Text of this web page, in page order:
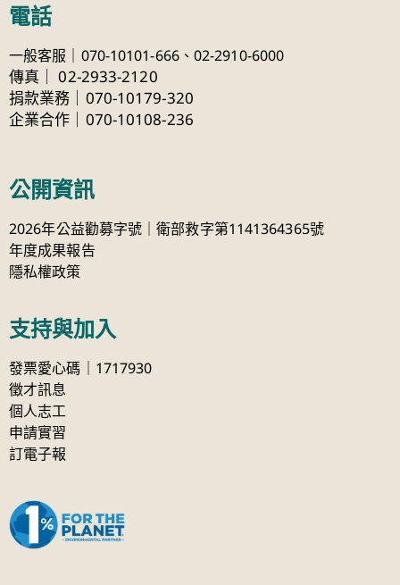
電話
一般客服｜070-10101-666、 02-2910-6000
傳真
02-2933-2120
捐款業務｜070-10179-320
企業合作｜070-10108-236
公開資訊
2026年公益勸募字號｜衛部救字第1141364365號
年度成果報告
隱私權政策
支持與加入
發票愛心碼｜1717930
徵才訊息
個人志工
申請實習
訂電子報